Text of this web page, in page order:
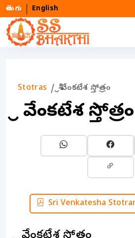
తెలుగు English
Stotras శ్రీ వేంకటేశ స్తోత్రం
శ్రీ వేంకటేశ స్తోత్రం
Sri Venkatesha